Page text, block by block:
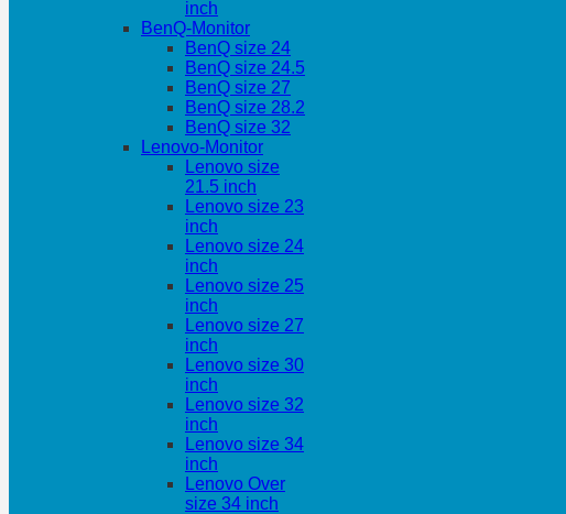
inch
BenQ-Monitor
BenQ size 24
BenQ size 24.5
BenQ size 27
BenQ size 28.2
BenQ size 32
Lenovo-Monitor
Lenovo size
21.5 inch
Lenovo size 23
inch
Lenovo size 24
inch
Lenovo size 25
inch
Lenovo size 27
inch
Lenovo size 30
inch
Lenovo size 32
inch
Lenovo size 34
inch
Lenovo Over
size 34 inch